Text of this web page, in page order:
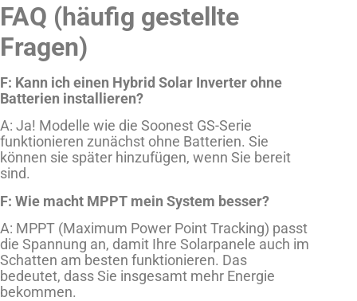
FAQ (häufig gestellte
Fragen)
F: Kann ich einen Hybrid Solar Inverter ohne
Batterien installieren?
A: Ja! Modelle wie die Soonest GS-Serie
funktionieren zunächst ohne Batterien. Sie
können sie später hinzufügen, wenn Sie bereit
sind.
F: Wie macht MPPT mein System besser?
A: MPPT (Maximum Power Point Tracking) passt
die Spannung an, damit Ihre Solarpanele auch im
Schatten am besten funktionieren. Das
bedeutet, dass Sie insgesamt mehr Energie
bekommen.